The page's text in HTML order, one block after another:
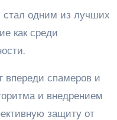
стал одним из лучших
как среди
впереди спамеров и
и внедрением
защиту от